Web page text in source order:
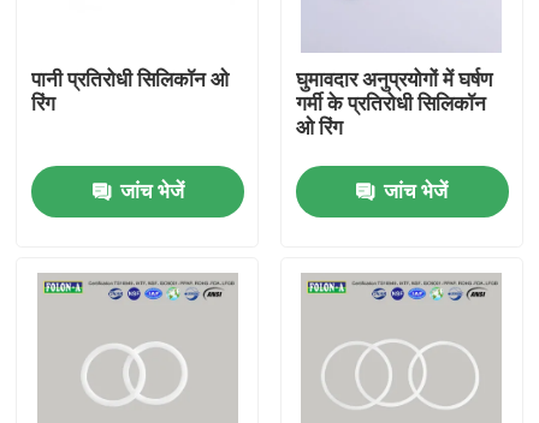
होम
उत्पाद
वीडियो
पानी प्रतिरोधी सिलिकॉन ओ
रिंग
जांच भेजें
घुमावदार अनुप्रयोगों में घर्षण
गर्मी के प्रतिरोधी सिलिकॉन
ओ रिंग
जांच भेजें